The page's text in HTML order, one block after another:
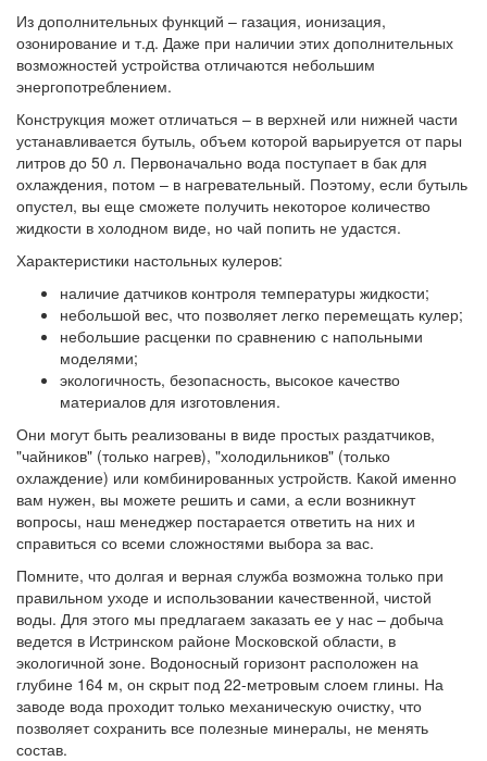
Из дополнительных функций – газация, ионизация,
озонирование и т.д. Даже при наличии этих дополнительных
возможностей устройства отличаются небольшим
энергопотреблением.
Конструкция может отличаться – в верхней или нижней части
устанавливается бутыль, объем которой варьируется от пары
литров до 50 л. Первоначально вода поступает в бак для
охлаждения, потом – в нагревательный. Поэтому, если бутыль
опустел, вы еще сможете получить некоторое количество
жидкости в холодном виде, но чай попить не удастся.
Характеристики настольных кулеров:
наличие датчиков контроля температуры жидкости;
небольшой вес, что позволяет легко перемещать кулер;
небольшие расценки по сравнению с напольными
моделями;
экологичность, безопасность, высокое качество
материалов для изготовления.
Они могут быть реализованы в виде простых раздатчиков,
"чайников" (только нагрев), "холодильников" (только
охлаждение) или комбинированных устройств. Какой именно
вам нужен, вы можете решить и сами, а если возникнут
вопросы, наш менеджер постарается ответить на них и
справиться со всеми сложностями выбора за вас.
Помните, что долгая и верная служба возможна только при
правильном уходе и использовании качественной, чистой
воды. Для этого мы предлагаем заказать ее у нас – добыча
ведется в Истринском районе Московской области, в
экологичной зоне. Водоносный горизонт расположен на
глубине 164 м, он скрыт под 22-метровым слоем глины. На
заводе вода проходит только механическую очистку, что
позволяет сохранить все полезные минералы, не менять
состав.